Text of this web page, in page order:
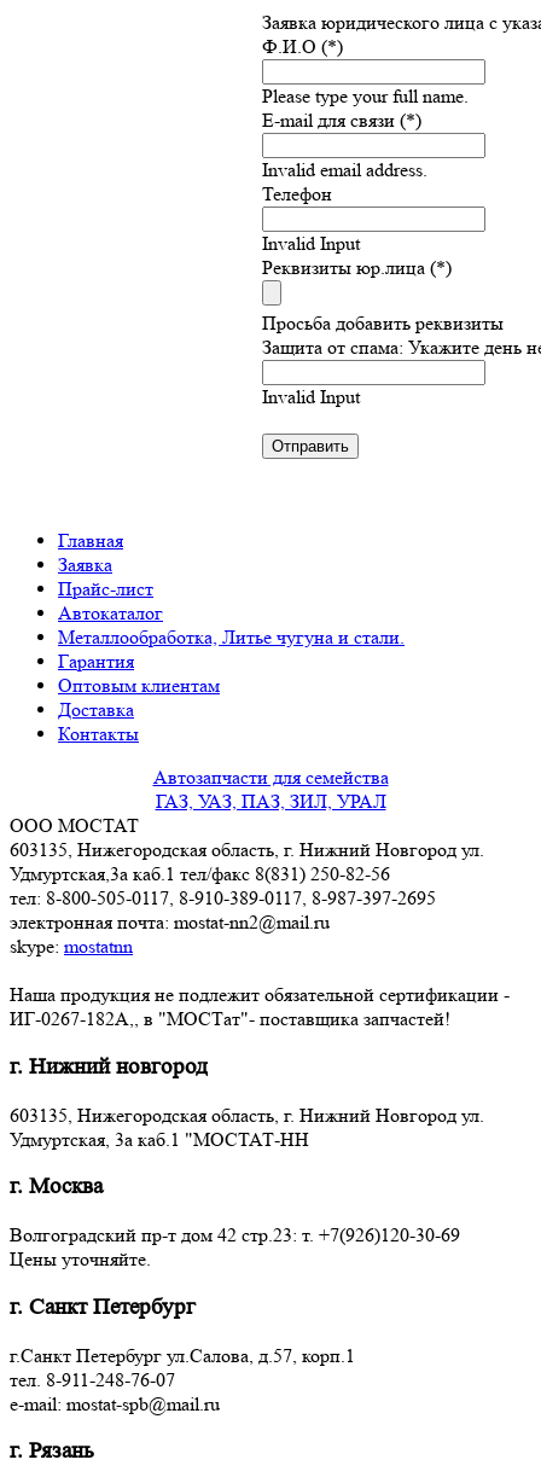
Заявка юридического лица с
Ф.И.О (*)
Please type your full name.
E-mail для связи (*)
Invalid email address.
Телефон
Invalid Input
Реквизиты юр.лица (*)
Просьба добавить реквизиты
Защита от спама: Укажите день
Invalid Input
Главная
Заявка
Прайс-лист
Автокаталог
Металлообработка, Литье чугуна и стали.
Гарантия
Оптовым клиентам
Доставка
Контакты
Автозапчасти для семейства
ГАЗ, УАЗ, ПАЗ, ЗИЛ, УРАЛ
ООО МОСТАТ
603135, Нижегородская область, г. Нижний Новгород ул.
Удмуртская,3a каб.1 тел/факс 8(831) 250-82-56
тел: 8-800-505-0117, 8-910-389-0117, 8-987-397-2695
электронная почта: mostat-nn2@mail.ru
skype: mostatnn
Наша продукция не подлежит обязательной сертификации -
ИГ-0267-182А,, в "МОСТат"- поставщика запчастей!
г. Нижний новгород
603135, Нижегородская область, г. Нижний Новгород ул.
Удмуртская, 3a каб.1 "МОСТАТ-НН
г. Москва
Волгоградский пр-т дом 42 стр.23: т. +7(926)120-30-69
Цены уточняйте.
г. Санкт Петербург
г.Санкт Петербург ул.Салова, д.57, корп.1
тел. 8-911-248-76-07
e-mail: mostat-spb@mail.ru
г. Рязань